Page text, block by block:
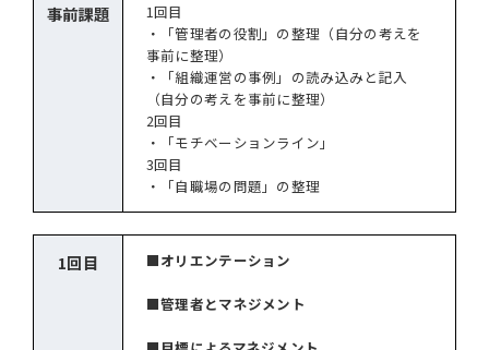
事前課題
1回目
・「管理者の役割」の整理（自分の考えを
事前に整理）
・「組織運営の事例」の読み込みと記入
（自分の考えを事前に整理）
2回目
・「モチベーションライン」
3回目
・「自職場の問題」の整理
1回目 ■オリエンテーション
■管理者とマネジメント